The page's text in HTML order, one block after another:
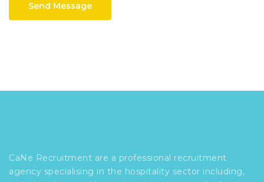
Send Message
CaNe Recruitment are a professional recruitment
agency specialising in the hospitality sector including,